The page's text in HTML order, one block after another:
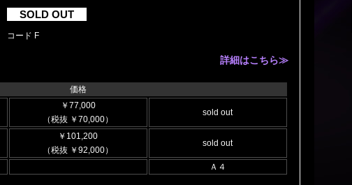
SOLD OUT
コード F
詳細はこちら≫
価格
￥77,000
（税抜 ￥70,000）
sold out
￥101,200
（税抜 ￥92,000）
sold out
Ａ４